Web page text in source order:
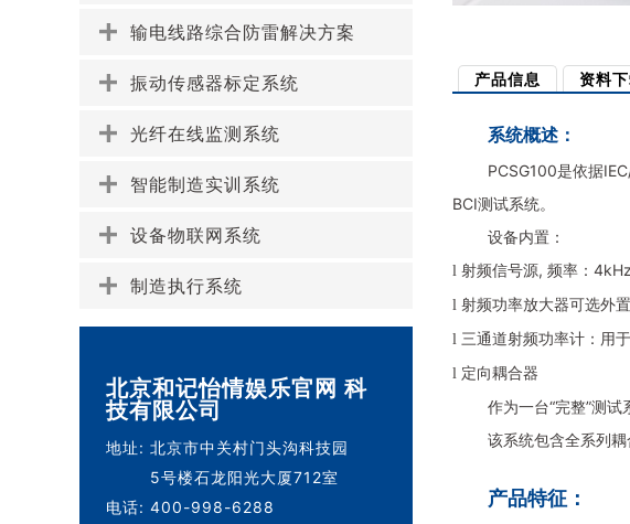
输电线路综合防雷解决方案
振动传感器标定系统
光纤在线监测系统
智能制造实训系统
设备物联网系统
制造执行系统
北京和记怡情娱乐官网 科
技有限公司
地址: 北京市中关村门头沟科技园
5号楼石龙阳光大厦712室
电话: 400-998-6288
产品信息 资料
系统概述：
PCSG100是依据
BCI测试系统。
设备内置：
l 射频信号源, 频率：
l 射频功率放大器可选外
l 三通道射频功率计：用
l 定向耦合器
作为一台“完整”测试
该系统包含全系列耦
产品特征：